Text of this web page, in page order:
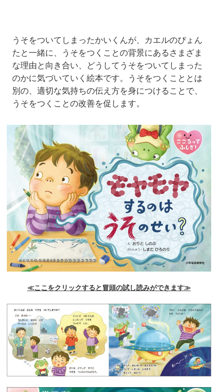
うそをついてしまったかいくんが、カエルのぴょん
たと一緒に、うそをつくことの背景にあるさまざま
な理由と向き合い、どうしてうそをついてしまった
のかに気づいていく絵本です。うそをつくこととは
別の、適切な気持ちの伝え方を身につけることで、
うそをつくことの改善を促します。
≪ここをクリックすると冒頭の試し読みができます≫